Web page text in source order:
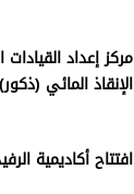
مركز إعداد
الإنقاذ المائي
افتتاح أكاديمية